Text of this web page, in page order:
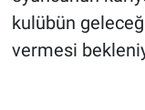
kulübün
vermesi